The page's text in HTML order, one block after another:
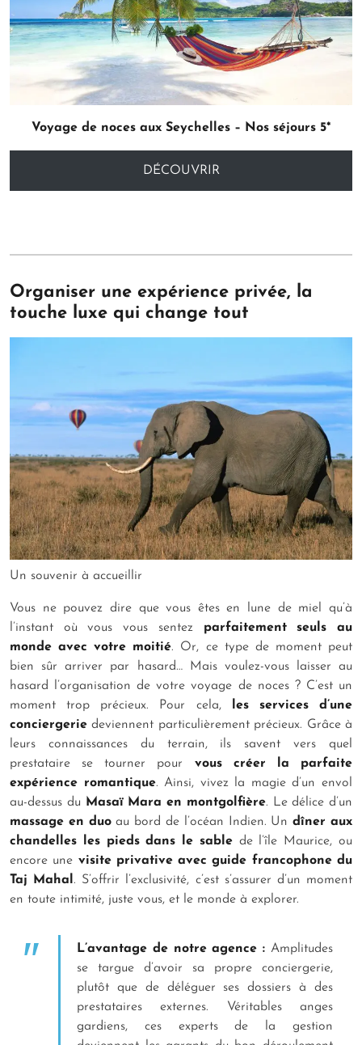
Voyage de noces aux Seychelles – Nos séjours 5*
DÉCOUVRIR
Organiser une expérience privée, la
touche luxe qui change tout
Un souvenir à accueillir
Vous ne pouvez dire que vous êtes en lune de miel qu’à
l’instant où vous vous sentez parfaitement seuls au
monde avec votre moitié. Or, ce type de moment peut
bien sûr arriver par hasard… Mais voulez-vous laisser au
hasard l’organisation de votre voyage de noces ? C’est un
moment trop précieux. Pour cela, les services d’une
conciergeriedeviennent particulièrement précieux. Grâce à
leurs connaissances du terrain, ils savent vers quel
prestataire se tourner pour vous créer la parfaite
expérience romantique. Ainsi, vivez la magie d’un envol
au-dessus du Masaï Mara en montgolfière. Le délice d’un
massage en duoau bord de l’océan Indien. Undîner aux
chandelles les pieds dans le sablede l’île Maurice, ou
encore une visite privative avec guide francophone du
Taj Mahal. S’offrir l’exclusivité, c’est s’assurer d’un moment
en toute intimité, juste vous, et le monde à explorer.
L’avantage de notre agence : Amplitudes
se targue d’avoir sa propre conciergerie,
plutôt que de déléguer ses dossiers à des
prestataires externes. Véritables anges
gardiens, ces experts de la gestion